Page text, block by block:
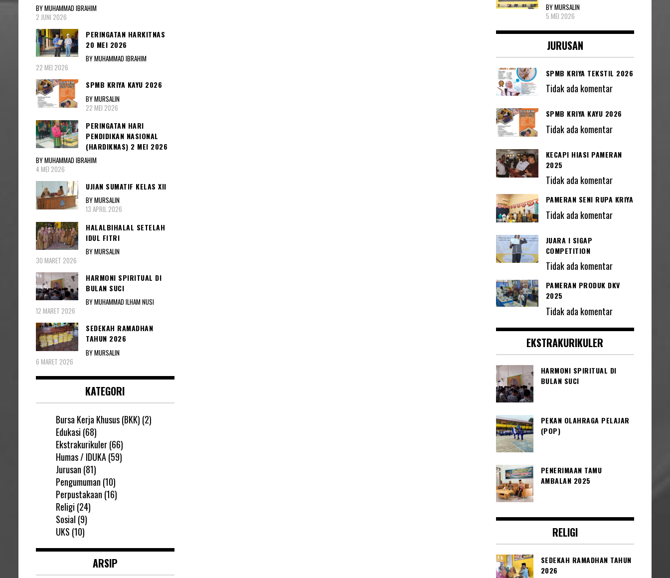
BY MUHAMMAD IBRAHIM
2 JUNI 2026
PERINGATAN HARKITNAS
20 MEI 2026
BY MUHAMMAD IBRAHIM
22 MEI 2026
SPMB KRIYA KAYU 2026
BY MURSALIN
22 MEI 2026
PERINGATAN HARI
PENDIDIKAN NASIONAL
(HARDIKNAS) 2 MEI 2026
BY MUHAMMAD IBRAHIM
4 MEI 2026
UJIAN SUMATIF KELAS XII
BY MURSALIN
13 APRIL 2026
HALALBIHALAL SETELAH
IDUL FITRI
BY MURSALIN
30 MARET 2026
HARMONI SPIRITUAL DI
BULAN SUCI
BY MUHAMMAD ILHAM NUSI
12 MARET 2026
SEDEKAH RAMADHAN
TAHUN 2026
BY MURSALIN
6 MARET 2026
KATEGORI
Bursa Kerja Khusus (BKK) (2)
Edukasi (68)
Ekstrakurikuler(66)
Humas / IDUKA(59)
Jurusan (81)
Pengumuman (10)
Perpustakaan (16)
Religi (24)
Sosial (9)
UKS (10)
ARSIP
BY MURSALIN
5 MEI 2026
JURUSAN
SPMB KRIYA TEKSTIL 2026
Tidak ada komentar
SPMB KRIYA KAYU 2026
Tidak ada komentar
KECAPI HIASI PAMERAN
2025
Tidak ada komentar
PAMERAN SENI RUPA KRIYA
Tidak ada komentar
JUARA I SIGAP
COMPETITION
Tidak ada komentar
PAMERAN PRODUK DKV
2025
Tidak ada komentar
EKSTRAKURIKULER
HARMONI SPIRITUAL DI
BULAN SUCI
PEKAN OLAHRAGA PELAJAR
(POP)
PENERIMAAN TAMU
AMBALAN 2025
RELIGI
SEDEKAH RAMADHAN TAHUN
2026